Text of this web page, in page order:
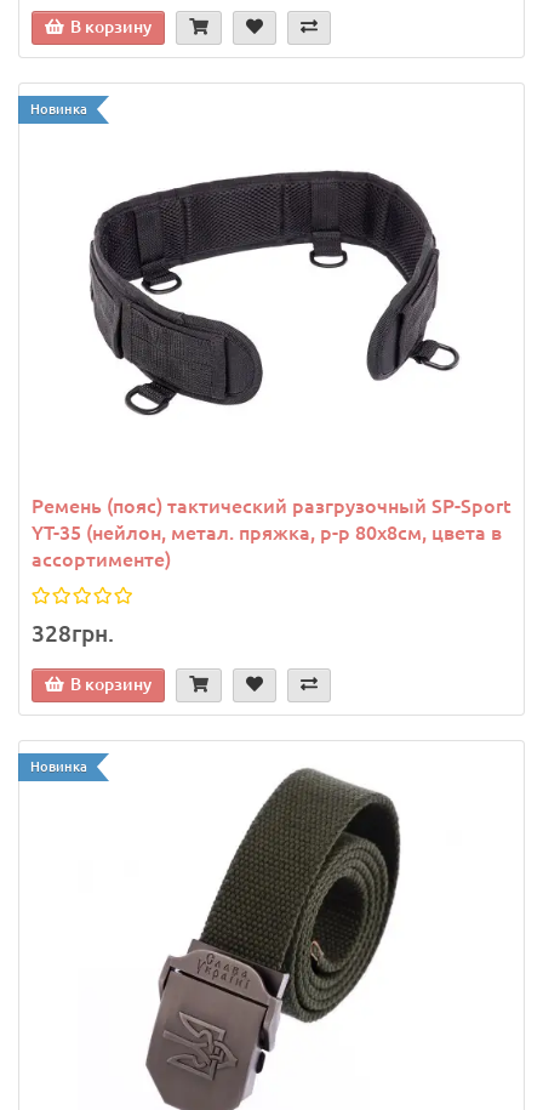
В корзину
Новинка
Ремень (пояс) тактический разгрузочный SP-Sport
YT-35 (нейлон, метал. пряжка, р-р 80х8см, цвета в
ассортименте)
328грн.
В корзину
Новинка